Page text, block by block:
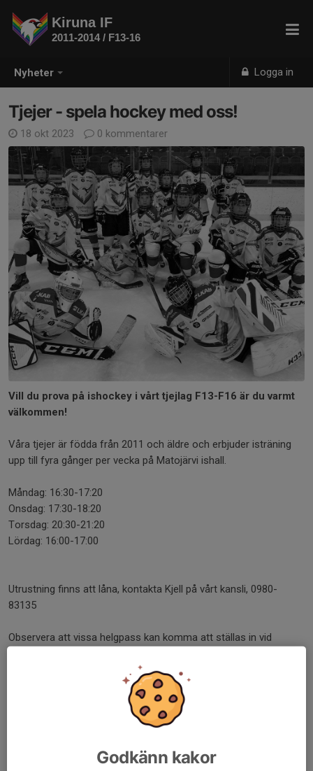
Nyheter Logga in
Kiruna IF
2011-2014 / F13-16
Tjejer - spela hockey med oss!
18 okt 2023 0 kommentarer
Vill du prova på ishockey i vårt tjejlag F13-F16 är du varmt
välkommen!
Våra tjejer är födda från 2011 och äldre och erbjuder isträning
upp till fyra gånger per vecka på Matojärvi ishall.
Måndag: 16:30-17:20
Onsdag: 17:30-18:20
Torsdag: 20:30-21:20
Lördag: 16:00-17:00
Utrustning finns att låna, kontakta Kjell på vårt kansli, 0980-
83135
Observera att vissa helgpass kan komma att ställas in vid
Välkommen till Kiruna IF Ungdom och Matojärvi ishall!
Godkänn kakor